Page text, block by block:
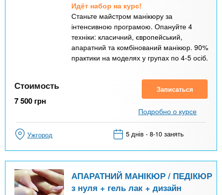
Идёт набор на курс!
Станьте майстром манікюру за
інтенсивною програмою. Опануйте 4
техніки: класичний, європейський,
апаратний та комбінований манікюр. 90%
практики на моделях у групах по 4-5 осіб.
Стоимость
7 500 грн
Записаться
Подробно о курсе
Ужгород 5 днів - 8-10 занять
АПАРАТНИЙ МАНІКЮР / ПЕДІКЮР
з нуля + гель лак + дизайн